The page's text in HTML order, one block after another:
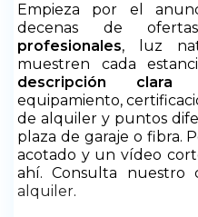
Empieza por el
decenas de
profesionales, luz
muestren cada
descripción clara
equipamiento,
de alquiler y puntos
plaza de garaje o fibra.
acotado y un vídeo
ahí. Consulta nuestro
alquiler.